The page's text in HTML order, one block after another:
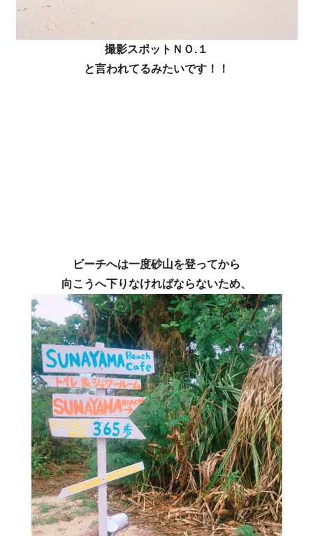
撮影スポットＮＯ.１
と言われてるみたいです！！
ビーチへは一度砂山を登ってから
向こうへ下りなければならないため、